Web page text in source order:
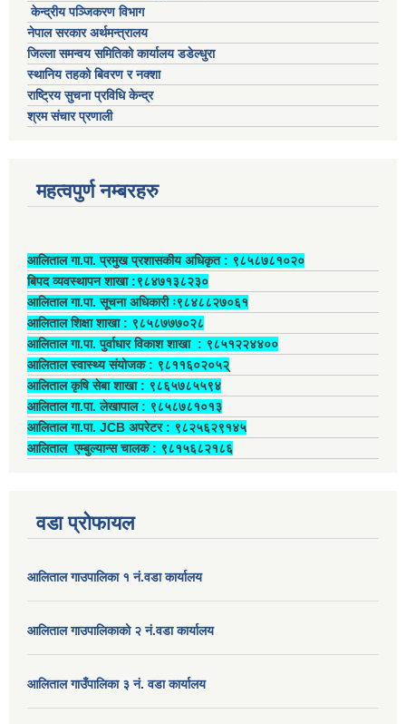
केन्द्रीय पञ्जिकरण विभाग
नेपाल सरकार अर्थमन्त्रालय
जिल्ला समन्वय समितिको कार्यालय डडेल्धुरा
स्थानिय तहको बिवरण र नक्शा
राष्ट्रिय सुचना प्रविधि केन्द्र
श्रम संचार प्रणाली
महत्वपुर्ण नम्बरहरु
आलिताल गा.पा. प्रमुख प्रशासकीय अधिकृत ‍: ९८५८७८१०२०
बिपद व्यवस्थापन शाखा :९८४७१३८२३०
आलिताल गा.पा. सूचना अधिकारी ः९८४८८२७०६१
आलिताल शिक्षा शाखा : ९८५८७७७०२८
आलिताल गा.पा. पुर्वाधार विकाश शाखा ‍: ९८५१२२४४००
आलिताल स्वास्थ्य संयोजक ‍: ९८११६०२०५२्
आलिताल कृषि सेबा शाखा : ९८६५७८५५९४
आलिताल गा.पा. लेखापाल ‍: ९८५८७८१०१३
आलिताल गा.पा. JCB अपरेटर ‍: ९८२५६२९१४५
आलिताल एम्बुल्यान्स चालक ‍: ९८१५६८२१८६
वडा प्रोफायल
आलिताल गाउपालिका १ नं.वडा कार्यालय
आलिताल गाउपालिकाको २ नं.वडा कार्यालय
आलिताल गाउँपालिका ३ नं. वडा कार्यालय